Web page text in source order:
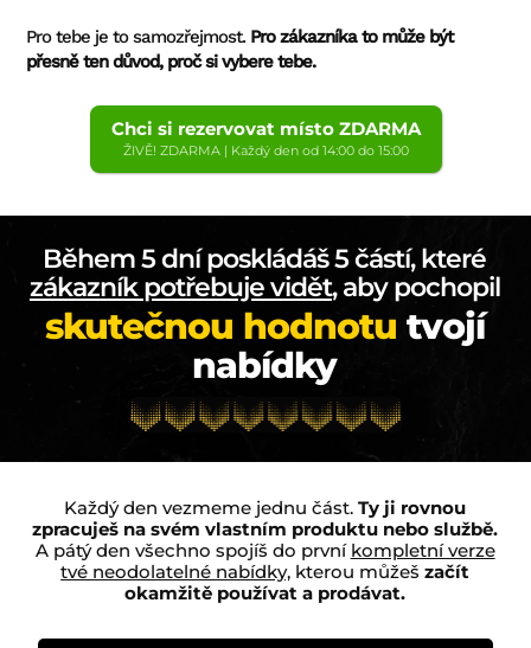
Pro tebe je to samozřejmost. Pro zákazníka to může být
přesně ten důvod, proč si vybere tebe.
Chci si rezervovat místo ZDARMA
ŽIVĚ! ZDARMA | Každý den od 14:00 do 15:00
Během 5 dní poskládáš 5 částí, které
zákazník potřebuje vidět,aby pochopil
skutečnou hodnotu tvojí
nabídky
Každý den vezmeme jednu část.Ty ji rovnou
zpracuješ na svém vlastním produktu nebo službě.
A pátý den všechno spojíš do první kompletní verze
tvé neodolatelné nabídky, kterou můžešzačít
okamžitě používat a prodávat.